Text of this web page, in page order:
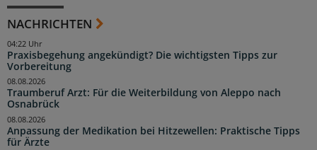
NACHRICHTEN
Praxisbegehung angekündigt? Die wichtigsten Tipps zur
Vorbereitung
04:22 Uhr
Traumberuf Arzt: Für die Weiterbildung von Aleppo nach
Osnabrück
08.08.2026
Anpassung der Medikation bei Hitzewellen: Praktische Tipps
für Ärzte
08.08.2026